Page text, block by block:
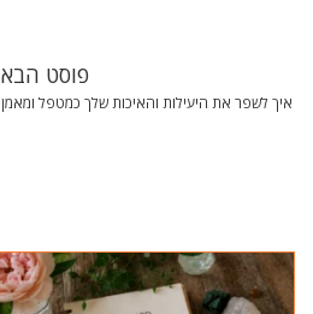
פוסט הבא
איך לשפר את היעילות והאיכות שלך כמטפל ומאמן